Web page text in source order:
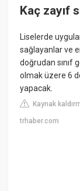
Kaç zayıf
Liselerde
sağlayanlar ve
doğrudan sınıf
olmak üzere 6
yapacak.
Kaynak
trhaber.com